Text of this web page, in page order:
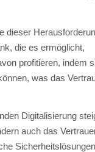
dieser
die es ermöglicht,
profitieren, indem
was das
Digitalisierung
auch das